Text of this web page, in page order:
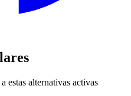
estas alternativas activas